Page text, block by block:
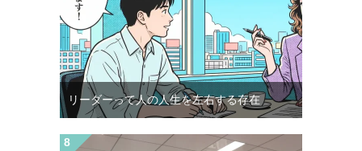
リーダーって人の人生を左右する存在